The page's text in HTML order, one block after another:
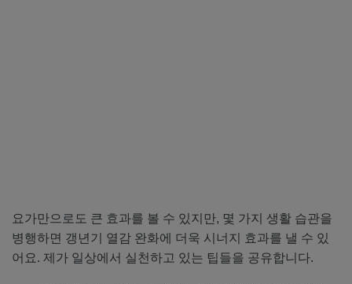
요가만으로도 큰 효과를 볼 수 있지만, 몇 가지 생활 습관을
병행하면 갱년기 열감 완화에 더욱 시너지 효과를 낼 수 있
어요. 제가 일상에서 실천하고 있는 팁들을 공유합니다.